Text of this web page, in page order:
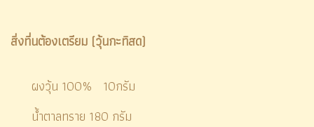
สิ่งที่นต้องเตรียม (วุ้นกะทิสด)
ผงวุ้น 100% 10กรัม
น้ำตาลทราย 180 กรัม